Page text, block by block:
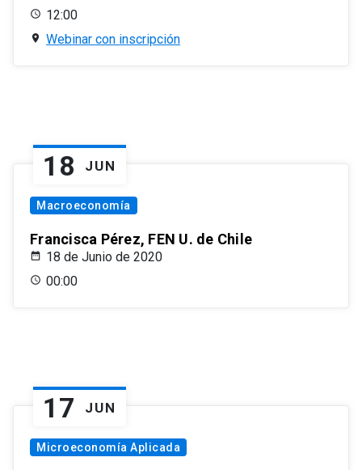
12:00
Webinar con inscripción
18 JUN
Macroeconomía
Francisca Pérez, FEN U. de Chile
18 de Junio de 2020
00:00
17 JUN
Microeconomía Aplicada